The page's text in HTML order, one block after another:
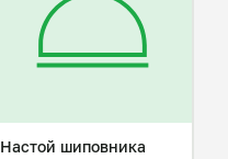
Настой шиповника